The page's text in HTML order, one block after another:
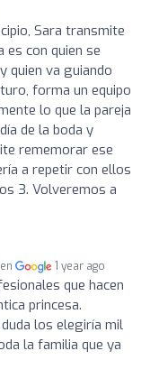
Sara transmite
es con quien se
quien va guiando
forma un equipo
lo que la pareja
de la boda y
rememorar ese
a repetir con ellos
3. Volveremos a
1 year ago
que hacen
princesa.
los elegiría mil
la familia que ya